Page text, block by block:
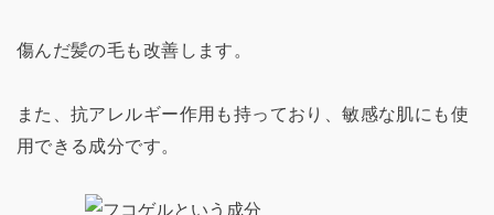
傷んだ髪の毛も改善します。
また、抗アレルギー作用も持っており、敏感な肌にも使
用できる成分です。